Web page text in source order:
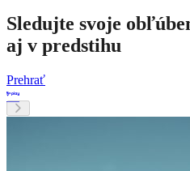
Sledujte svoje
aj v predstihu
Prehrať